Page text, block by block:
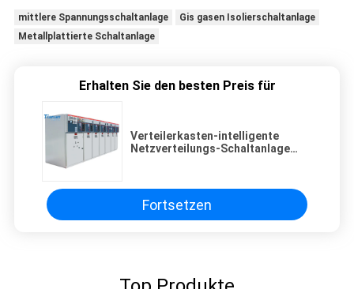
mittlere Spannungsschaltanlage
Gis gasen Isolierschaltanlage
Metallplattierte Schaltanlage
Erhalten Sie den besten Preis für
Verteilerkasten-intelligente
Netzverteilungs-Schaltanlage
Fortsetzen